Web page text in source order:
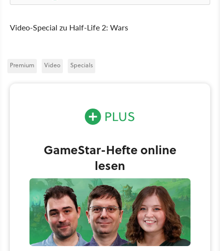
Video-Special zu Half-Life 2: Wars
Premium Video Specials
GameStar-Hefte online
lesen